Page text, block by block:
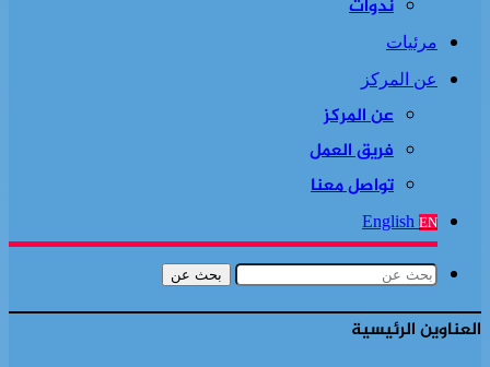
ندوات
مرئيات
عن المركز
عن المركز
فريق العمل
تواصل معنا
English EN
بحث عن
العناوين الرئيسية